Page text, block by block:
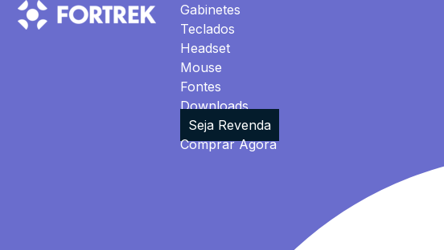
Gabinetes
Teclados
Headset
Mouse
Fontes
Downloads
Seja Revenda
Comprar Agora